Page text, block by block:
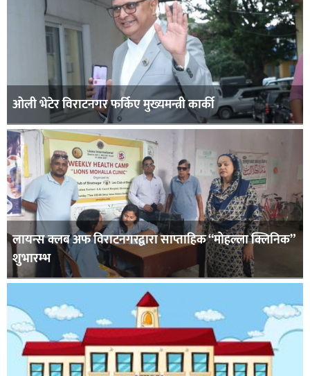
ओली भेटेर विराटनगर फर्किए मुख्यमन्त्री कार्की
लायन्स क्लब अफ विराटनगरद्वारा साप्ताहिक “मोहल्ला क्लिनिक”
शुभारम्भ